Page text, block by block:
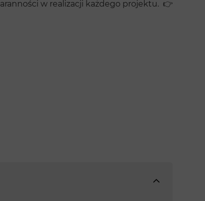
w realizacji każdego projektu. 👉